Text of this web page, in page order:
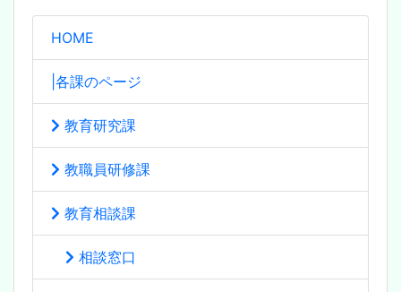
HOME
|各課のページ
教育研究課
教職員研修課
教育相談課
相談窓口